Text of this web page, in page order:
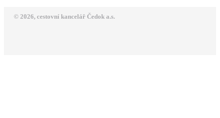
© 2026, cestovní kancelář Čedok a.s.